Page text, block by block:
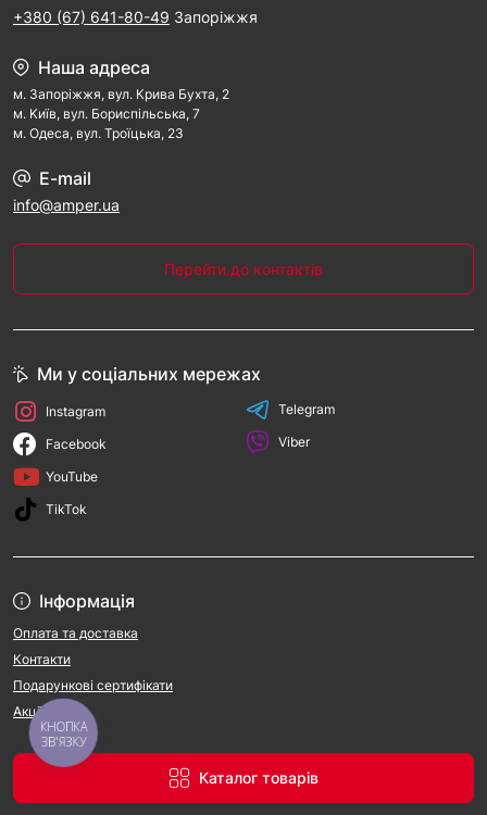
+380 (67) 641-80-49 Запоріжжя
Наша адреса
м. Запорiжжя, вул. Крива Бухта, 2
м. Kиїв, вул. Бориспільська, 7
м. Одеса, вул. Троїцька, 23
E-mail
info@amper.ua
Перейти до контактів
Інформація
Оплата та доставка
Контакти
Подарункові сертифікати
Акції
Каталог товарів
Ми у соціальних мережах
Instagram
Facebook
YouTube
TikTok
Telegram
Viber
КНОПКА
ЗВ'ЯЗКУ